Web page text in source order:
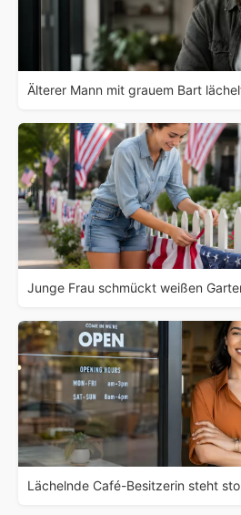
Älterer Mann mit grauem Bart
Junge Frau schmückt weißen
Lächelnde Café-Besitzerin steht